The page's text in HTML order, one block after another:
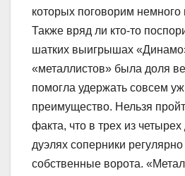
которых поговорим немного
Также вряд ли кто-то
шатких выигрышах
«металлистов» была доля
помогла удержать совсем
преимущество. Нельзя
факта, что в трех из
дуэлях соперники
собственные ворота.